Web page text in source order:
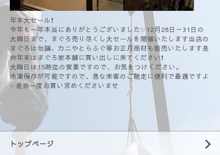
年末大セール❗
今年も一年本当にありがとうございました✨12月28日～31日の
大晦日まで、まぐろ売り尽くし大セールを開催いたします当店の
まぐろは勿論、カニやとらふぐ等お正月商材も販売いたします是
非年末はまぐろ家本舗に買い出しに来てください❗
大晦日は15時迄の営業ですので、お気をつけください。
冷凍保存が可能ですので、急な来客のご馳走に便利で最適ですよ
✨是非一度お買い求めくださいませ
トップページ